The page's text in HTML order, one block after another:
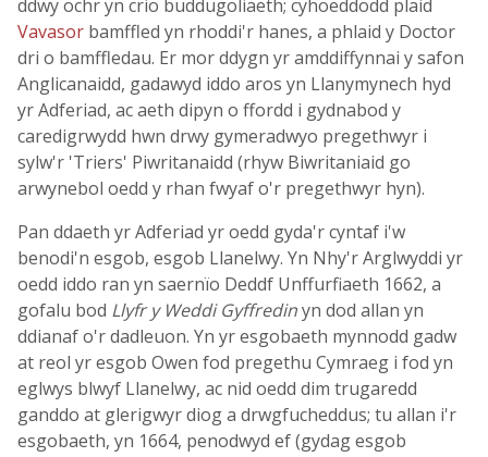
ddwy ochr yn crio buddugoliaeth; cyhoeddodd plaid
Vavasor bamffled yn rhoddi'r hanes, a phlaid y Doctor
dri o bamffledau. Er mor ddygn yr amddiffynnai y safon
Anglicanaidd, gadawyd iddo aros yn Llanymynech hyd
yr Adferiad, ac aeth dipyn o ffordd i gydnabod y
caredigrwydd hwn drwy gymeradwyo pregethwyr i
sylw'r 'Triers' Piwritanaidd (rhyw Biwritaniaid go
arwynebol oedd y rhan fwyaf o'r pregethwyr hyn).
Pan ddaeth yr Adferiad yr oedd gyda'r cyntaf i'w
benodi'n esgob, esgob Llanelwy. Yn Nhy'r Arglwyddi yr
oedd iddo ran yn saernïo Deddf Unffurfiaeth 1662, a
gofalu bod Llyfr y Weddi Gyffredinyn dod allan yn
ddianaf o'r dadleuon. Yn yr esgobaeth mynnodd gadw
at reol yr esgob Owen fod pregethu Cymraeg i fod yn
eglwys blwyf Llanelwy, ac nid oedd dim trugaredd
ganddo at glerigwyr diog a drwgfucheddus; tu allan i'r
esgobaeth, yn 1664, penodwyd ef (gydag esgob